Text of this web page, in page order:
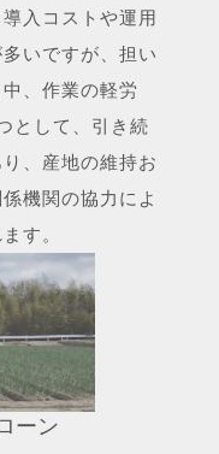
入コストや運用
いですが、担い
、作業の軽労
として、引き続
、産地の維持お
機関の協力によ
す。
ーン